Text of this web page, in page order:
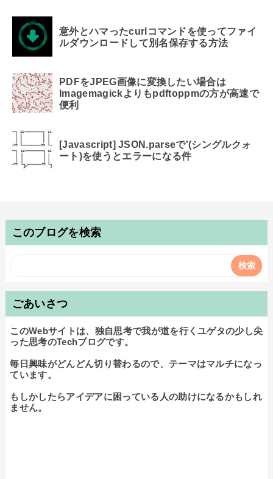
意外とハマったcurlコマンドを使ってファイ
ルダウンロードして別名保存する方法
PDFをJPEG画像に変換したい場合は
Imagemagickよりもpdftoppmの方が高速で
便利
[Javascript] JSON.parseで'(シングルクォ
ート)を使うとエラーになる件
このブログを検索
ごあいさつ
このWebサイトは、独自思考で我が道を行くユゲタの少し尖
った思考のTechブログです。
毎日興味がどんどん切り替わるので、テーマはマルチになっ
ています。
もしかしたらアイデアに困っている人の助けになるかもしれ
ません。